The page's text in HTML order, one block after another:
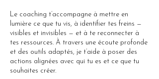
Le coaching t’accompagne à mettre en
lumière ce que tu vis, à identifier tes freins —
visibles et invisibles — et à te reconnecter à
tes ressources. À travers une écoute profonde
et des outils adaptés, je t’aide à poser des
actions alignées avec qui tu es et ce que tu
souhaites créer.